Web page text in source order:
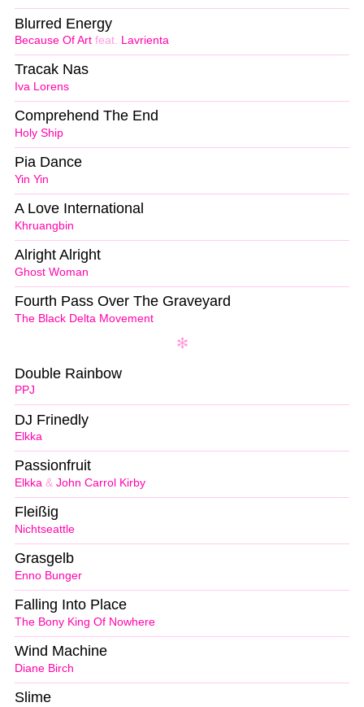
Because Of Art feat. Lavrienta
Blurred Energy
Iva Lorens
Tracak Nas
Holy Ship
Comprehend The End
Yin Yin
Pia Dance
Khruangbin
A Love International
Ghost Woman
Alright Alright
The Black Delta Movement
Fourth Pass Over The Graveyard
PPJ
Double Rainbow
Elkka
DJ Frinedly
Elkka & John Carrol Kirby
Passionfruit
Nichtseattle
Fleißig
Enno Bunger
Grasgelb
The Bony King Of Nowhere
Falling Into Place
Diane Birch
Wind Machine
Slime